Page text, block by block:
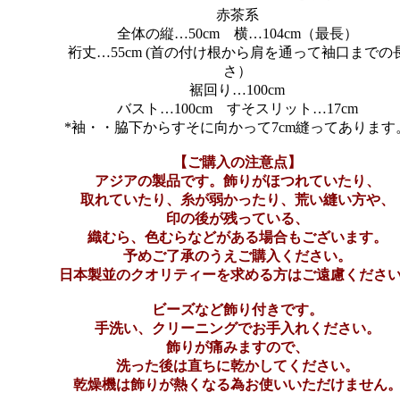
赤茶系
全体の縦…50cm 横…104cm（最長）
裄丈…55cm (首の付け根から肩を通って袖口までの
さ）
裾回り…100cm
バスト…100cm すそスリット…17cm
*袖・・脇下からすそに向かって7cm縫ってあります
【ご購入の注意点】
アジアの製品です。飾りがほつれていたり、
取れていたり、糸が弱かったり、荒い縫い方や、
印の後が残っている、
織むら、色むらなどがある場合もございます。
予めご了承のうえご購入ください。
日本製並のクオリティーを求める方はご遠慮くださ
ビーズなど飾り付きです。
手洗い、クリーニングでお手入れください。
飾りが痛みますので、
洗った後は直ちに乾かしてください。
乾燥機は飾りが熱くなる為お使いいただけません